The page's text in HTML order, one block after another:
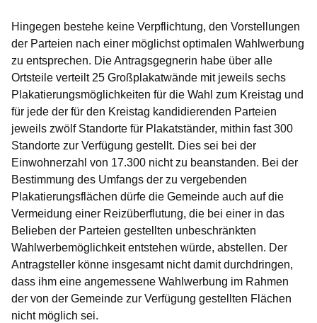
Hingegen bestehe keine Verpflichtung, den Vorstellungen
der Parteien nach einer möglichst optimalen Wahlwerbung
zu entsprechen. Die Antragsgegnerin habe über alle
Ortsteile verteilt 25 Großplakatwände mit jeweils sechs
Plakatierungsmöglichkeiten für die Wahl zum Kreistag und
für jede der für den Kreistag kandidierenden Parteien
jeweils zwölf Standorte für Plakatständer, mithin fast 300
Standorte zur Verfügung gestellt. Dies sei bei der
Einwohnerzahl von 17.300 nicht zu beanstanden. Bei der
Bestimmung des Umfangs der zu vergebenden
Plakatierungsflächen dürfe die Gemeinde auch auf die
Vermeidung einer Reizüberflutung, die bei einer in das
Belieben der Parteien gestellten unbeschränkten
Wahlwerbemöglichkeit entstehen würde, abstellen. Der
Antragsteller könne insgesamt nicht damit durchdringen,
dass ihm eine angemessene Wahlwerbung im Rahmen
der von der Gemeinde zur Verfügung gestellten Flächen
nicht möglich sei.